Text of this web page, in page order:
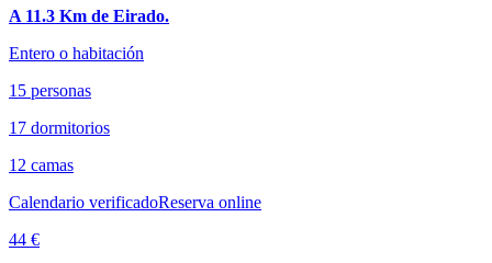
A 11.3 Km de Eirado.
Entero o habitación
15 personas
17 dormitorios
12 camas
Calendario verificadoReserva online
44 €